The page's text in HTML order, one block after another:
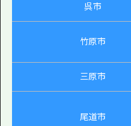
呉市
竹原市
三原市
尾道市